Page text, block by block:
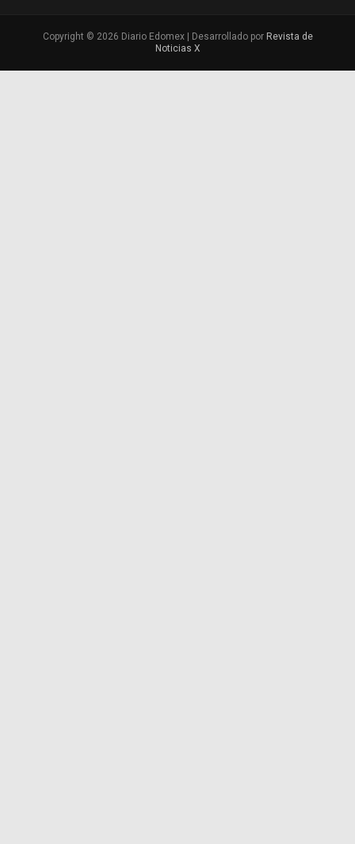
Copyright © 2026 Diario Edomex | Desarrollado por Revista de
Noticias X